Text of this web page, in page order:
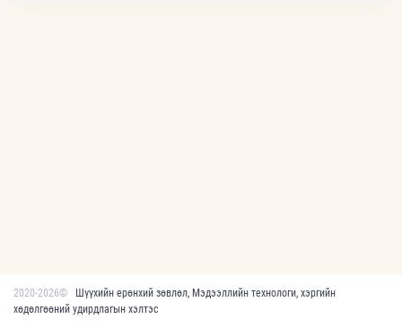
2020-2026©
Шүүхийн ерөнхий зөвлөл, Мэдээллийн технологи, хэргийн
хөдөлгөөний удирдлагын хэлтэс